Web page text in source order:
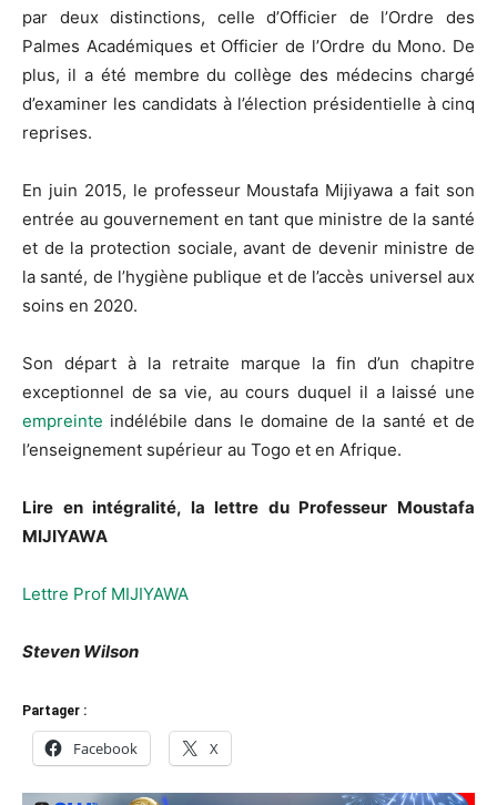
par deux distinctions, celle d’Officier de l’Ordre des
Palmes Académiques et Officier de l’Ordre du Mono. De
plus, il a été membre du collège des médecins chargé
d’examiner les candidats à l’élection présidentielle à cinq
reprises.
En juin 2015, le professeur Moustafa Mijiyawa a fait son
entrée au gouvernement en tant que ministre de la santé
et de la protection sociale, avant de devenir ministre de
la santé, de l’hygiène publique et de l’accès universel aux
soins en 2020.
Son départ à la retraite marque la fin d’un chapitre
exceptionnel de sa vie, au cours duquel il a laissé une
empreinte indélébile dans le domaine de la santé et de
l’enseignement supérieur au Togo et en Afrique.
Lire en intégralité, la lettre du Professeur Moustafa
MIJIYAWA
Lettre Prof MIJIYAWA
Steven Wilson
Partager :
Facebook X